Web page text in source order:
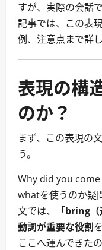
すが、実際の会話
記事では、この表
例、注意点まで詳
表現の構
のか？
まず、この表現の
う。
Why did you come
whatを使うのか疑
文では、
「bring
動詞が重要な役割
ここへ運んできた